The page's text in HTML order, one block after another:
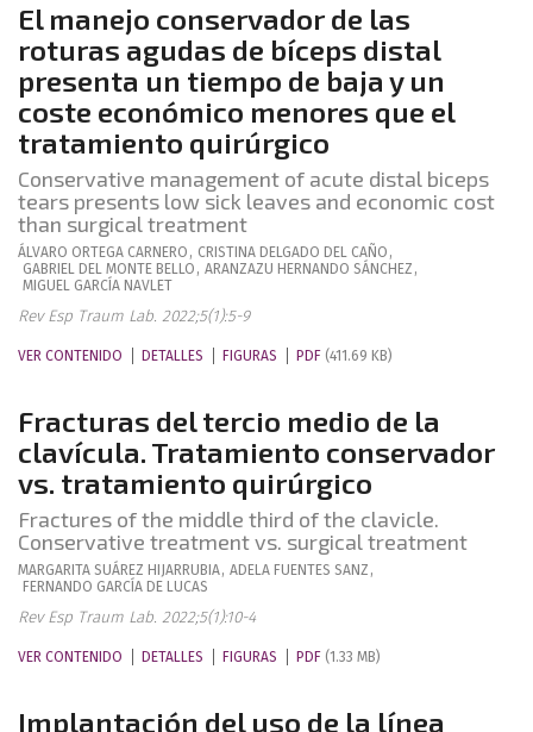
El manejo conservador de las
roturas agudas de bíceps distal
presenta un tiempo de baja y un
coste económico menores que el
tratamiento quirúrgico
Conservative management of acute distal biceps
tears presents low sick leaves and economic cost
than surgical treatment
ÁLVARO ORTEGA CARNERO , CRISTINA DELGADO DEL CAÑO ,
GABRIEL DEL MONTE BELLO , ARANZAZU HERNANDO SÁNCHEZ ,
MIGUEL GARCÍA NAVLET
Rev Esp Traum Lab. 2022;5(1):5-9
VER CONTENIDO DETALLES FIGURAS PDF (411.69 KB)
Fracturas del tercio medio de la
clavícula. Tratamiento conservador
vs. tratamiento quirúrgico
Fractures of the middle third of the clavicle.
Conservative treatment vs. surgical treatment
MARGARITA SUÁREZ HIJARRUBIA, ADELA FUENTES SANZ ,
FERNANDO GARCÍA DE LUCAS
Rev Esp Traum Lab. 2022;5(1):10-4
VER CONTENIDO DETALLES FIGURAS PDF (1.33 MB)
Implantación del uso de la línea